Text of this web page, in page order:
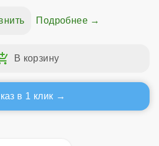
Подробнее
в 1 клик